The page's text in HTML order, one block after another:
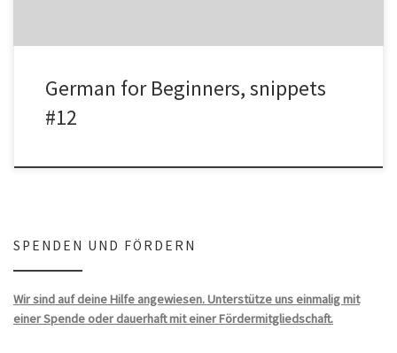
German for Beginners, snippets
#12
SPENDEN UND FÖRDERN
Wir sind auf deine Hilfe angewiesen. Unterstütze uns einmalig mit
einer Spende oder dauerhaft mit einer Fördermitgliedschaft.